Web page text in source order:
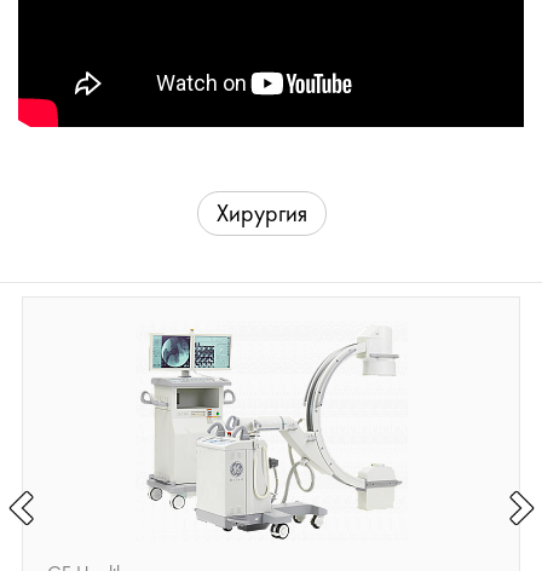
Хирургия